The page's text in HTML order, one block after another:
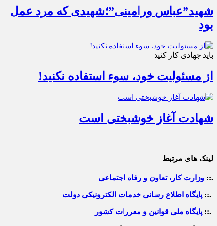
شهید”عباس ورامینی”؛شهیدی که مرد عمل
بود
باید جهادی کار کنید
از مسئولیت خود، سوء استفاده نکنید!
شهادت آغاز خوشبختی است
لینک های مرتبط
.:: وزارت کار، تعاون و رفاه اجتماعی
.:: پایگاه اطلاع رسانی خدمات الکترونیکی دولت
.:: پایگاه ملی قوانین و مقررات کشور